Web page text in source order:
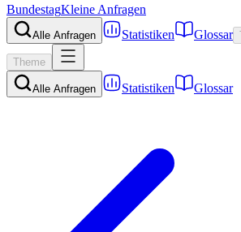
BundestagKleine Anfragen
Alle Anfragen Statistiken Glossar
Theme
Alle Anfragen Statistiken Glossar